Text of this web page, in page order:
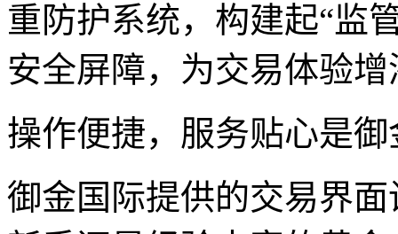
重防护系统，构建起“监
安全屏障，为交易体验
操作便捷，服务贴心是
御金国际提供的交易界